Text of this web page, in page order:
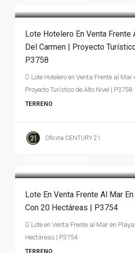
Lote Hotelero En Venta Frente
Del Carmen | Proyecto
P3758
Lote Hotelero en Venta Frente al
Proyecto Turístico de Alto Nivel | P3758
TERRENO
Oficina CENTURY 21
Lote En Venta Frente Al Mar
Con 20 Hectáreas | P3754
Lote en Venta Frente al Mar en
Hectáreas | P3754
TERRENO